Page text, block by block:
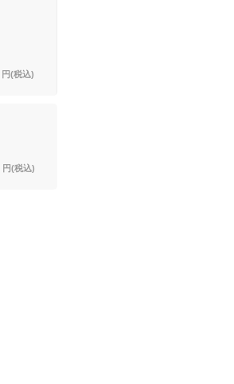
円(税込)
円(税込)